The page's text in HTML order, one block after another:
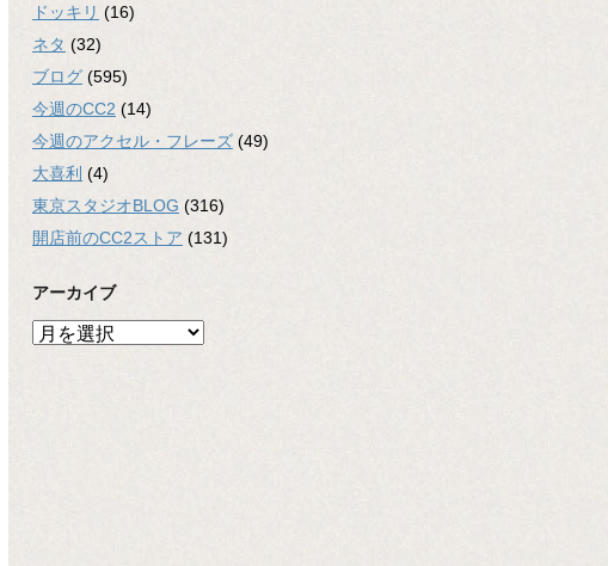
ドッキリ (16)
ネタ (32)
ブログ (595)
今週のCC2 (14)
今週のアクセル・フレーズ (49)
大喜利 (4)
東京スタジオBLOG (316)
開店前のCC2ストア (131)
アーカイブ
ア